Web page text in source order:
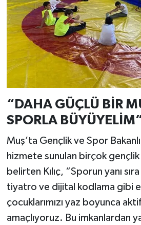
“DAHA GÜÇLÜ BİR
SPORLA
Muş’ta Gençlik ve Spor
hizmete sunulan birçok
belirten Kılıç, “Sporun yanı
tiyatro ve dijital kodlama gibi
çocuklarımızı yaz boyunca
amaçlıyoruz. Bu imkanlardan